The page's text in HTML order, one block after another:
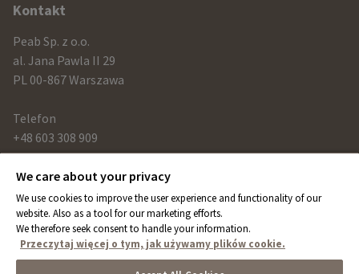
Kontakt
Peab Sp. z o.o.
al. Jana Pawla II 29
PL 00-867 Warszawa
Telefon
+48 603 308 909
Link
peab.com
peab.se
peab.no
We care about your privacy
We use cookies to improve the user experience and functionality of our
website. Also as a tool for our marketing efforts.
We therefore seek consent to handle your information.
Przeczytaj więcej o tym, jak używamy plików cookie.